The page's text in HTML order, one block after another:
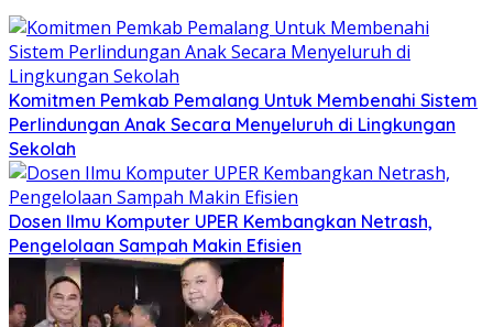
Komitmen Pemkab Pemalang Untuk Membenahi Sistem
Perlindungan Anak Secara Menyeluruh di Lingkungan
Sekolah
Dosen Ilmu Komputer UPER Kembangkan Netrash,
Pengelolaan Sampah Makin Efisien